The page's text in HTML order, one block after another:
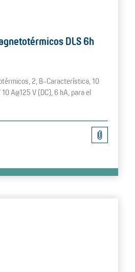
DLS 6h
2, B-Característica, 10
A@125 V (DC), 6 kA, para el